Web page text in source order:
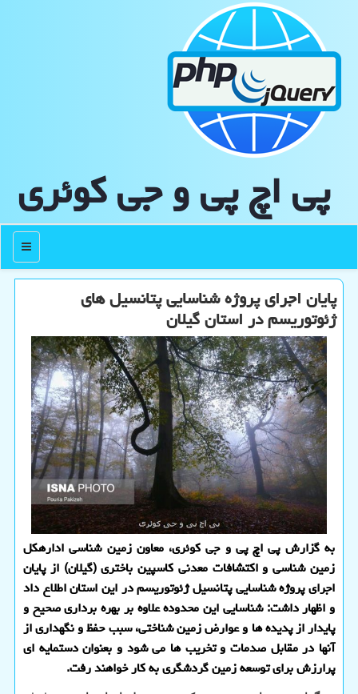
پی اچ پی و جی كوئری
منو
پایان اجرای پروژه شناسایی پتانسیل های
ژئوتوریسم در استان گیلان
به گزارش پی اچ پی و جی کوئری، معاون زمین شناسی اداره‎کل
زمین شناسی و اکتشافات معدنی کاسپین باختری (گیلان) از پایان
اجرای پروژه شناسایی پتانسیل ژئوتوریسم در این استان اطلاع داد
و اظهار داشت: شناسایی این محدوده علاوه بر بهره برداری صحیح و
پایدار از پدیده ها و عوارض زمین شناختی، سبب حفظ و نگهداری از
آنها در مقابل صدمات و تخریب ها می شود و بعنوان دستمایه ای
پرارزش برای توسعه زمین گردشگری به کار خواهند رفت.